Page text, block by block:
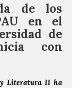
de los
en el
de
con
y Literatura II ha